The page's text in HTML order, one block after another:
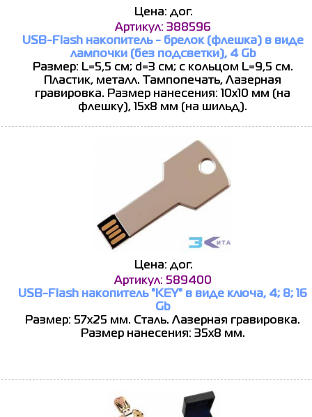
Цена: дог.
Артикул: 388596
USB-Flash накопитель - брелок (флешка) в виде
лампочки (без подсветки), 4 Gb
Размер: L=5,5 см; d=3 см; с кольцом L=9,5 см.
Пластик, металл. Тампопечать, Лазерная
гравировка. Размер нанесения: 10х10 мм (на
флешку), 15х8 мм (на шильд).
Цена: дог.
Артикул: 589400
USB-Flash накопитель "KEY" в виде ключа, 4; 8; 16
Gb
Размер: 57х25 мм. Сталь. Лазерная гравировка.
Размер нанесения: 35х8 мм.